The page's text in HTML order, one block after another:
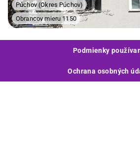
Púchov (Okres Púchov)
Obrancov mieru 1150
Podmienky
Ochrana osobných